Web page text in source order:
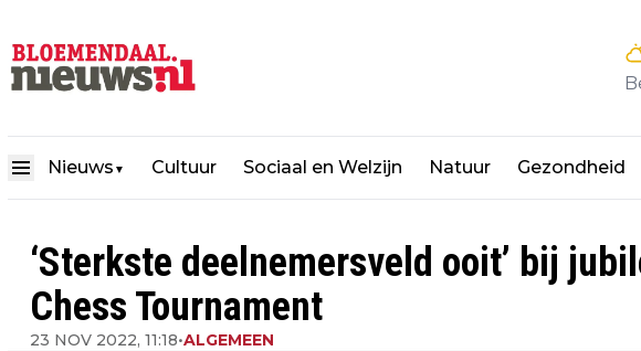
Nieuws ▼ Cultuur Sociaal en Welzijn Natuur Gezondheid
‘Sterkste deelnemersveld ooit’ bij
Chess Tournament
23 NOV 2022, 11:18•ALGEMEEN